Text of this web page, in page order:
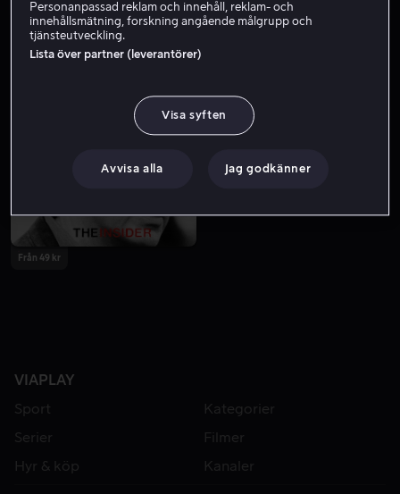
Från 49 kr
VIAPLAY
Sport
Kategorier
Serier
Filmer
Hyr & köp
Kanaler
Personanpassad reklam och innehåll, reklam- och
innehållsmätning, forskning angående målgrupp och
tjänsteutveckling.
Lista över partner (leverantörer)
Visa syften
Avvisa alla Jag godkänner